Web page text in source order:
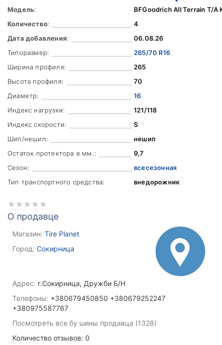
Модель:
BFGoodrich All Terrain T/A
Количество:
4
Дата добавления:
06.08.26
Типоразмер:
265/70 R16
Ширина профиля:
265
Высота профиля:
70
Диаметр:
16
Индекс нагрузки:
121/118
Индекс скорости:
S
Шип/нешип:
нешип
Остаток протектора в мм.:
9,7
Сезон:
всесезонная
Тип транспортного средства:
внедорожник
О продавце
Магазин: Tire Planet
Город: Сокирница
Адрес: г.Сокирница, Дружби Б/Н
Телефоны: +380679450850 +380679252247
+380975587767
Посмотреть все бу шины продавца (1328)
Количество отзывов: 0